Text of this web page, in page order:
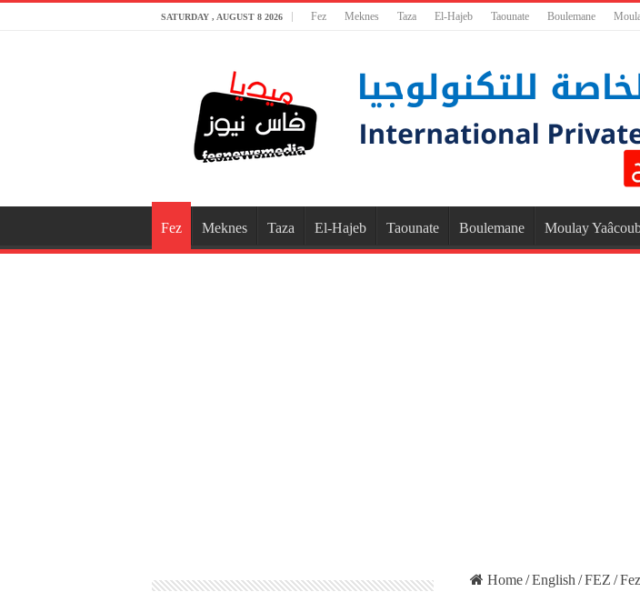
SATURDAY , AUGUST 8 2026 Fez Meknes Taza El-Hajeb Taounate Boulemane
Fez Meknes Taza El-Hajeb Taounate Boulemane Moulay
Home/English /FEZ /Fez